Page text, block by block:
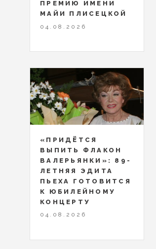
ПРЕМИЮ ИМЕНИ
МАЙИ ПЛИСЕЦКОЙ
04.08.2026
«ПРИДЁТСЯ
ВЫПИТЬ ФЛАКОН
ВАЛЕРЬЯНКИ»: 89-
ЛЕТНЯЯ ЭДИТА
ПЬЕХА ГОТОВИТСЯ
К ЮБИЛЕЙНОМУ
КОНЦЕРТУ
04.08.2026